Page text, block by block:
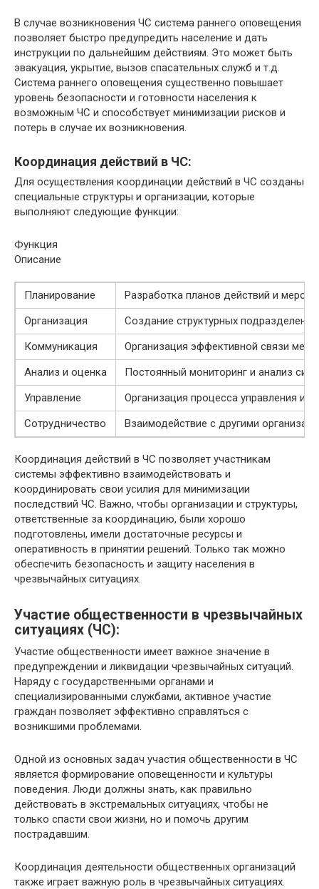
В случае возникновения ЧС система раннего оповещения
позволяет быстро предупредить население и дать
инструкции по дальнейшим действиям. Это может быть
эвакуация, укрытие, вызов спасательных служб и т.д.
Система раннего оповещения существенно повышает
уровень безопасности и готовности населения к
возможным ЧС и способствует минимизации рисков и
потерь в случае их возникновения.
Координация действий в ЧС:
Для осуществления координации действий в ЧС созданы
специальные структуры и организации, которые
выполняют следующие функции:
Функция
Описание
Планирование
Разработка планов действий и
Организация
Создание структурных
Коммуникация
Организация эффективной связи
Анализ и оценка
Постоянный мониторинг и анализ
Управление
Организация процесса управления и
Сотрудничество
Взаимодействие с другими
Координация действий в ЧС позволяет участникам
системы эффективно взаимодействовать и
координировать свои усилия для минимизации
последствий ЧС. Важно, чтобы организации и структуры,
ответственные за координацию, были хорошо
подготовлены, имели достаточные ресурсы и
оперативность в принятии решений. Только так можно
обеспечить безопасность и защиту населения в
чрезвычайных ситуациях.
Участие общественности в чрезвычайных
ситуациях (ЧС):
Участие общественности имеет важное значение в
предупреждении и ликвидации чрезвычайных ситуаций.
Наряду с государственными органами и
специализированными службами, активное участие
граждан позволяет эффективно справляться с
возникшими проблемами.
Одной из основных задач участия общественности в ЧС
является формирование оповещенности и культуры
поведения. Люди должны знать, как правильно
действовать в экстремальных ситуациях, чтобы не
только спасти свои жизни, но и помочь другим
пострадавшим.
Координация деятельности общественных организаций
также играет важную роль в чрезвычайных ситуациях.